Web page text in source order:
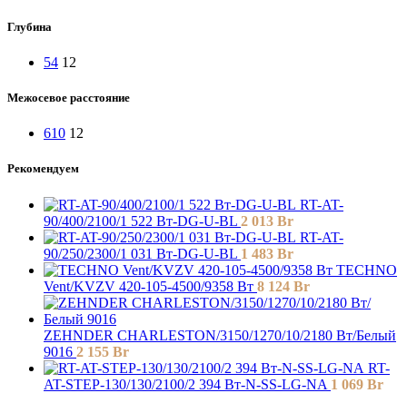
Глубина
54 12
Межосевое расстояние
610 12
Рекомендуем
RT-AT-
90/400/2100/1 522 Вт-DG-U-BL 2 013 Br
RT-AT-
90/250/2300/1 031 Вт-DG-U-BL 1 483 Br
TECHNO
Vent/KVZV 420-105-4500/9358 Вт 8 124 Br
ZEHNDER CHARLESTON/3150/1270/10/2180 Вт/Белый
9016 2 155 Br
RT-
AT-STEP-130/130/2100/2 394 Вт-N-SS-LG-NA 1 069 Br